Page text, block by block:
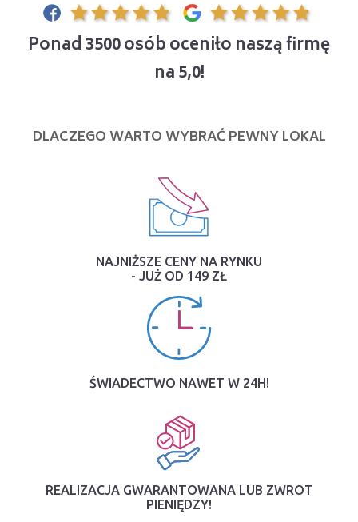
Ponad 3500 osób oceniło naszą firmę
na 5,0!
DLACZEGO WARTO WYBRAĆ PEWNY LOKAL
NAJNIŻSZE CENY NA RYNKU
- JUŻ OD 149 ZŁ
ŚWIADECTWO NAWET W 24H!
REALIZACJA GWARANTOWANA LUB ZWROT
PIENIĘDZY!